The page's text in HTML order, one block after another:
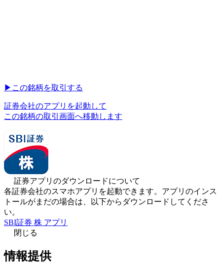
▶︎ この銘柄を取引する
証券会社のアプリを起動して
この銘柄の取引画面へ移動します
証券アプリのダウンロードについて
各証券会社のスマホアプリを起動できます。アプリのインス
トールがまだの場合は、以下からダウンロードしてくださ
い。
SBI証券 株 アプリ
閉じる
情報提供